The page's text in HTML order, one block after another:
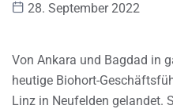
28. September 2022
Von Ankara und Bagdad in
heutige Biohort-
Linz in Neufelden gelandet.